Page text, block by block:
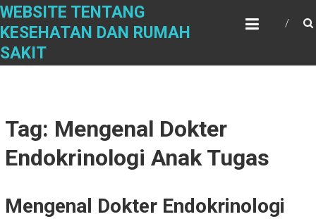
Skip
content
WEBSITE TENTANG
KESEHATAN DAN RUMAH
SAKIT
Tag: Mengenal Dokter
Endokrinologi Anak Tugas
Mengenal Dokter Endokrinologi